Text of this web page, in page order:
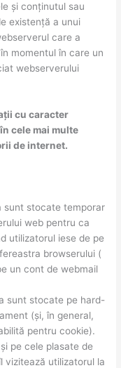
și conținutul sau
existență a unui
care a
momentul în care un
webserverului
cu caracter
cele mai multe
de internet.
sunt stocate temporar
web pentru ca
utilizatorul iese de pe
browserului (
un cont de webmail
sunt stocate pe hard-
(și, în general,
pentru cookie).
pe cele plasate de
vizitează utilizatorul la